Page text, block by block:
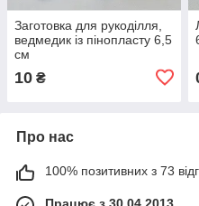
Заготовка для рукоділля,
ведмедик із пінопласту 6,5
см
10 ₴
Про нас
100% позитивних з 73